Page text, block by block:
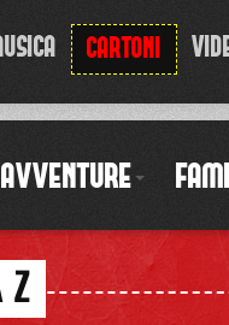
CARTONI
AVVENTURE
Z